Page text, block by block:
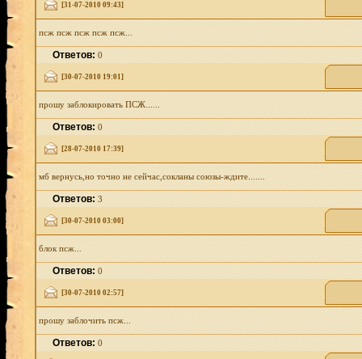
[31-07-2010 09:43]
псж псж псж псж псж...
Ответов:0
[30-07-2010 19:01]
прошу заблокировать ПСЖ......
Ответов:0
[28-07-2010 17:39]
мб вернусь,но точно не сейчас,сокланы союзы-ждите.......
Ответов:3
[30-07-2010 03:00]
блок псж...
Ответов:0
[30-07-2010 02:57]
прошу заблочить псж...
Ответов:0